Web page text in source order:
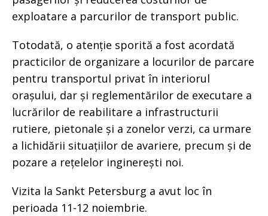
exploatare a parcurilor de transport public.
Totodată, o atenție sporită a fost acordată
practicilor de organizare a locurilor de parcare
pentru transportul privat în interiorul
orașului, dar și reglementărilor de executare a
lucrărilor de reabilitare a infrastructurii
rutiere, pietonale și a zonelor verzi, ca urmare
a lichidării situațiilor de avariere, precum și de
pozare a rețelelor inginerești noi.
Vizita la Sankt Petersburg a avut loc în
perioada 11-12 noiembrie.